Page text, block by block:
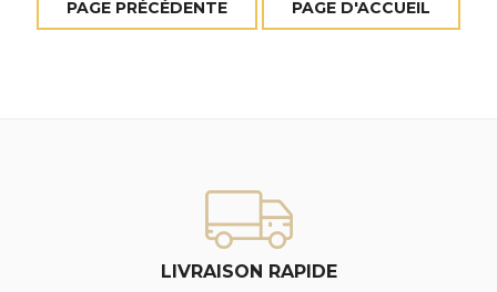
LIVRAISON RAPIDE